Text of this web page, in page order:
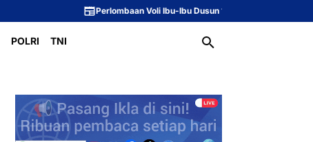
Perlombaan Voli Ibu-Ibu Dusun 1 Meriahkan Peringatan HUT ke-81
POLRI TNI